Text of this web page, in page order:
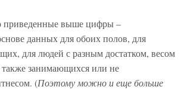
приведенные выше цифры –
данных для обоих полов, для
для людей с разным достатком, весом
также занимающихся или не
(Поэтому можно и еще больше